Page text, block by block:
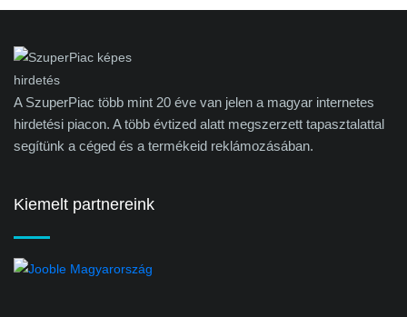
A SzuperPiac több mint 20 éve van jelen a magyar internetes
hirdetési piacon. A több évtized alatt megszerzett tapasztalattal
segítünk a céged és a termékeid reklámozásában.
Kiemelt partnereink